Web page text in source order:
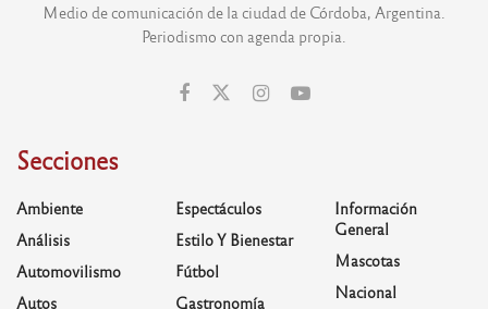
Medio de comunicación de la ciudad de Córdoba, Argentina.
Periodismo con agenda propia.
Secciones
Ambiente
Análisis
Automovilismo
Autos
Espectáculos
Estilo Y Bienestar
Fútbol
Gastronomía
Información
General
Mascotas
Nacional